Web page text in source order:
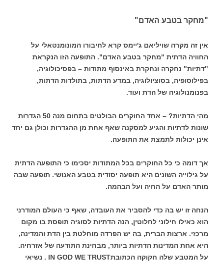
"מחקר בטבע האדם"
אין זה מקרה שויליאם ג'יימס קרא לחיבורו המונומנטאלי על
החוויה הדתית "מחקר בטבע האדם". התופעה הזו הנקראת
"דתיות" נחקרה ונחקרת באינסוף מתודות – בפסיכולוגיה,
בפילוסופיה, בסוציולוגיה, במדע הדתות, בתולדות הדתות,
בפנומנולוגיה של הדת ועוד.
מהי הדתיות? – אחד החוקרים הבולטים בתחום מנה 50 הגדרות
שונות לדתיות והגיע למסקנה שאף אחת מן ההגדרות וכולן גם יחד
אינן יכולות לתמצת את התופעה.
אך דומה כי כל החוקרים בכל המתודות יסכימו כי התופעה הדתית
על גילוייה השונים היא תופעה יסודית בטבע האנושי. תופעה שבה
מותר האדם על החיה ועל הבהמה.
הנחה זו יש בה כדי להסביר את העובדה, שאף כי העולם המודרני
הוא כאילו חילוני לחלוטין, הנה הדתיות לסוגיה תופסת בו מקום
מרכזי. ארצות הברית, בה יש הפרדה מוחלטת בין הדת והמדינה,
היא אחת המדינות הדתיות ביותר, מבחינת התודעה של אזרחיה.
על המטבע שלה חקוקה הכתובתIN GOD WE TRUST . נשיאי